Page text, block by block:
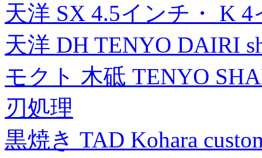
天洋 SX 4.5インチ・ K
天洋 DH TENYO DAIRI
モクト 木砥 TENYO
刃処理
黒焼き TAD Kohara